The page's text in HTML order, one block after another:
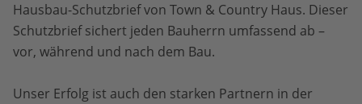
Hausbau-Schutzbrief von Town & Country Haus. Dieser
Schutzbrief sichert jeden Bauherrn umfassend ab –
vor, während und nach dem Bau.
Unser Erfolg ist auch den starken Partnern in der